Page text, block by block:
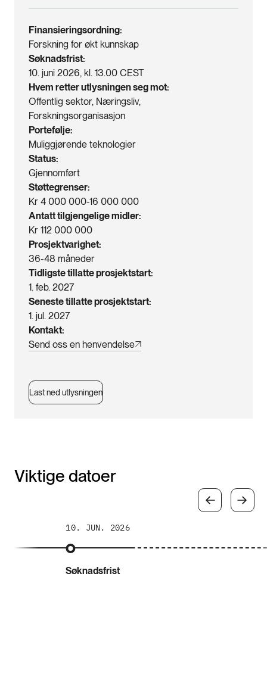
Finansieringsordning
Forskning for økt kunnskap
Søknadsfrist
10. juni 2026, kl. 13.00 CEST
Hvem retter utlysningen seg mot
Offentlig sektor, Næringsliv,
Forskningsorganisasjon
Portefølje
Muliggjørende teknologier
Status
Gjennomført
Støttegrenser
Kr 4 000 000-16 000 000
Antatt tilgjengelige midler
Kr 112 000 000
Prosjektvarighet
36-48 måneder
Tidligste tillatte prosjektstart
1. feb. 2027
Seneste tillatte prosjektstart
1. jul. 2027
Kontakt
Send oss en henvendelse
Last ned utlysningen
Viktige datoer
10. JUN. 2026
Søknadsfrist